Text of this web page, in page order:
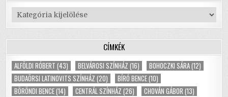
Kategóriák
CÍMKÉK
ALFÖLDI RÓBERT (43) BELVÁROSI SZÍNHÁZ (16) BOHOCZKI SÁRA(12)
BUDAÖRSI LATINOVITS SZÍNHÁZ (20) BÍRÓ BENCE(10)
BÖRÖNDI BENCE(14) CENTRÁL SZÍNHÁZ (26) CHOVÁN GÁBOR (13)